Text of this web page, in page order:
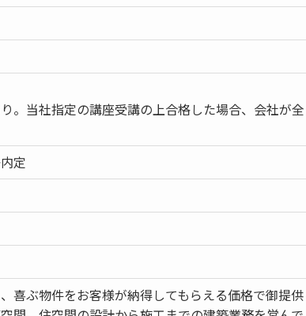
。当社指定の講座受講の上合格した場合、会社が全
定
喜ぶ物件をお客様が納得してもらえる価格で御提供